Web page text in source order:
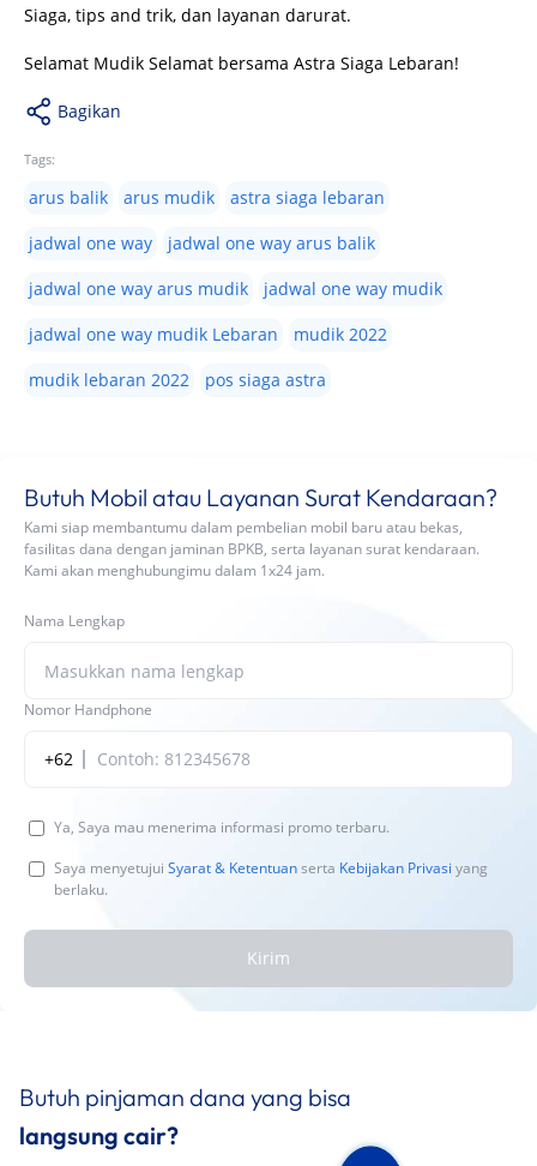
Siaga, tips and trik, dan layanan darurat.
Selamat Mudik Selamat bersama Astra Siaga Lebaran!
Bagikan
Tags:
arus balik arus mudik
astra siaga lebaran
jadwal one way
jadwal one way arus balik
jadwal one way arus mudik
jadwal one way mudik
jadwal one way mudik Lebaran
mudik 2022
mudik lebaran 2022
pos siaga astra
Butuh Mobil atau Layanan Surat Kendaraan?
Kami siap membantumu dalam pembelian mobil baru atau bekas,
fasilitas dana dengan jaminan BPKB, serta layanan surat kendaraan.
Kami akan menghubungimu dalam 1x24 jam.
Nama Lengkap
Nomor Handphone
+62
Ya, Saya mau menerima informasi promo terbaru.
Saya menyetujui Syarat & Ketentuanserta Kebijakan Privasi yang
berlaku.
Kirim
Butuh pinjaman dana yang bisa
langsung cair?